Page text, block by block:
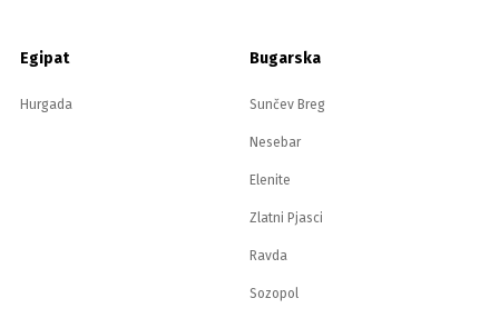
Egipat
Hurgada
Bugarska
Sunčev Breg
Nesebar
Elenite
Zlatni Pjasci
Ravda
Sozopol